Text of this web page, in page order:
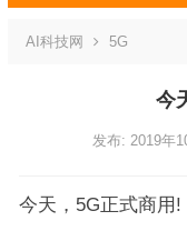
AI科技网 5G
今
发布: 2019年
今天，5G正式商用!